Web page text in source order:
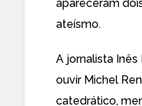
apareceram
ateísmo.
A jornalista
ouvir Michel
catedrático,